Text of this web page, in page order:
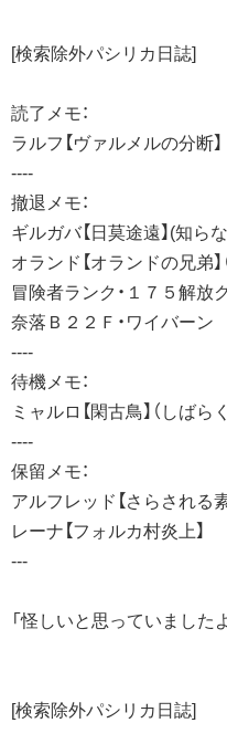
[検索除外パシリカ日誌]
読了メモ：
ラルフ【ヴァルメルの分断】
----
撤退メモ：
ギルガバ【日莫途遠】(知ら
オランド【オランドの兄弟】
冒険者ランク・１７５解放
奈落Ｂ２２Ｆ・ワイバーン
----
待機メモ：
ミャルロ【閑古鳥】（しばら
----
保留メモ：
アルフレッド【さらされる
レーナ【フォルカ村炎上】
---
「怪しいと思っていました
[検索除外パシリカ日誌]